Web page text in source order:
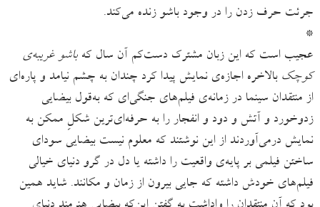
جرئت حرف زدن را در وجود باشو زنده می‌کند.
*
عجیب است که این زبان مشترک دست‌کم آن سال کهباشو غریبه‌ی
کوچک بالاخره اجازه‌ی نمایش پیدا کرد چندان به چشم نیامد و پاره‌ای
از منتقدان سینما در زمانه‌ی فیلم‌های جنگی‌ای که به‌قول بیضایی
زدوخورد و آتش و دود و انفجار را به حرفه‌ای‌ترین شکلِ ممکن به
نمایش درمی‌آوردند از این نوشتند که معلوم نیست بیضایی سودای
ساختن فیلمی بر پایه‌ی واقعیت را داشته یا دل در گرو دنیای خیالی
فیلم‌های خودش داشته که جایی بیرون از زمان و مکانند. شاید همین